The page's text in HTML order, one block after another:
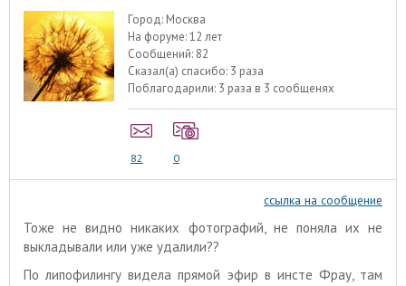
Город: Москва
На форуме:12 лет
Сообщений: 82
Сказал(а) спасибо: 3 раза
Поблагодарили: 3 раза в 3 сообщенях
82 0
ссылка на сообщение
Тоже не видно никаких фотографий, не поняла их не
выкладывали или уже удалили??
По липофилингу видела прямой эфир в инсте Фрау, там